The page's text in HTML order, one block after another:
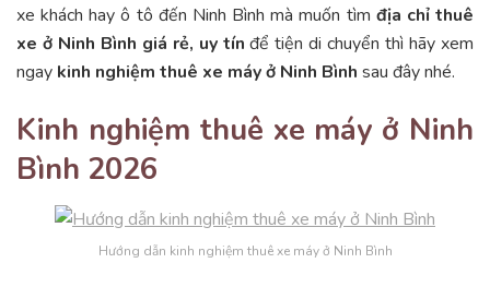
xe khách hay ô tô đến Ninh Bình mà muốn tìm địa chỉ thuê
xe ở Ninh Bình giá rẻ, uy tín để tiện di chuyển thì hãy xem
ngay kinh nghiệm thuê xe máy ở Ninh Bình sau đây nhé.
Kinh nghiệm thuê xe máy ở Ninh
Bình 2026
Hướng dẫn kinh nghiệm thuê xe máy ở Ninh Bình